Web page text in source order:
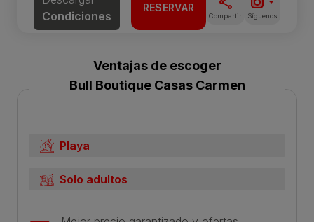
Condiciones
RESERVAR
Compartir Síguenos
Ventajas de escoger
Bull Boutique Casas Carmen
Playa
Solo adultos